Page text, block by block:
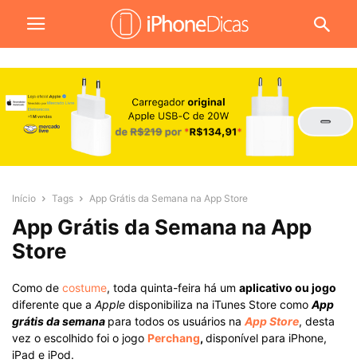
Início Tags App Grátis da Semana na App Store
App Grátis da Semana na App
Store
Como de costume, toda quinta-feira há um aplicativo ou jogo
diferente que a Apple disponibiliza na iTunes Store como App
grátis da semana para todos os usuários na App Store, desta
vez o escolhido foi o jogo Perchang, disponível para iPhone,
iPad e iPod.